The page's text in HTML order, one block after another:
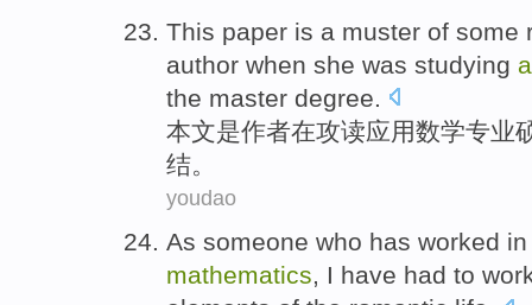
This paper is a muster of some
author when she was studying
the master degree
本文是作者在攻读应用数学专业
结。
youdao
As someone who has worked
mathematics, I have had to